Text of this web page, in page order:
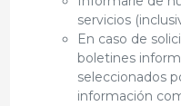
servicios
En caso de
boletines
seleccionados
información